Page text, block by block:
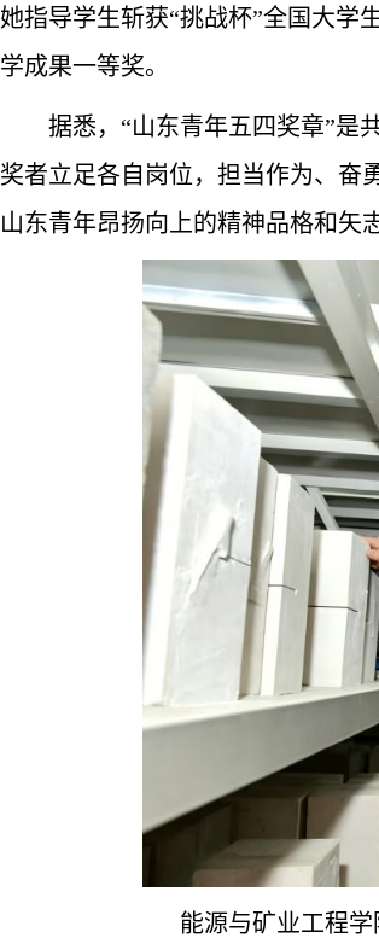
她指导学生斩获“挑战杯”全国大学
学成果一等奖。
据悉，“山东青年五四奖章”是
奖者立足各自岗位，担当作为、奋
山东青年昂扬向上的精神品格和矢
能源与矿业工程